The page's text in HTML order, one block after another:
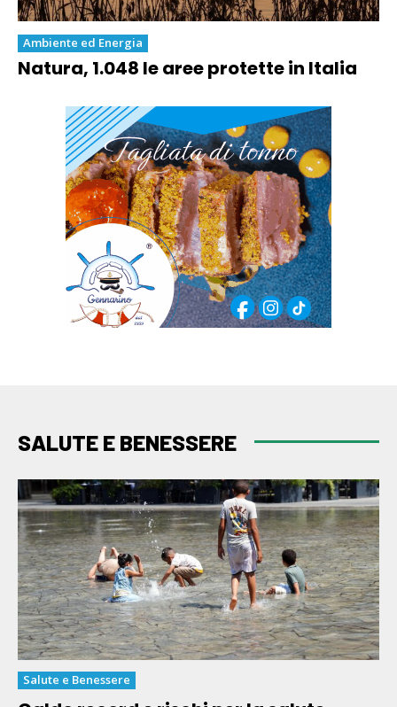
Ambiente ed Energia
Natura, 1.048 le aree protette in Italia
SALUTE E BENESSERE
Salute e Benessere